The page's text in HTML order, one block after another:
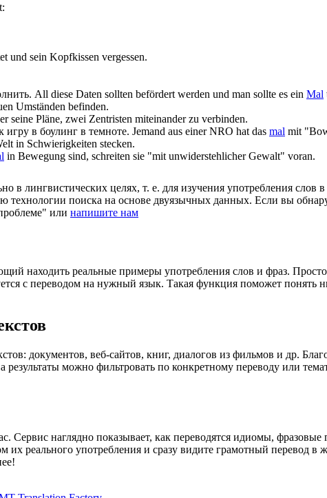
und sein Kopfkissen vergessen.
All diese Daten sollten befördert werden und man sollte es ein Mal
Umständen befinden.
seine Pläne, zwei Zentristen miteinander zu verbinden.
игру в боулинг в темноте. Jemand aus einer NRO hat das mal mit
in Schwierigkeiten stecken.
in Bewegung sind, schreiten sie "mit unwiderstehlicher Gewalt" voran.
в лингвистических целях, т. е. для изучения употребления слов
технологии поиска на основе двуязычных данных. Если вы
или напишите нам
находить реальные примеры употребления слов и фраз.
с переводом на нужный язык. Такая функция поможет понять
документов, веб-сайтов, книг, диалогов из фильмов и др.
результаты можно фильтровать по конкретному переводу или
Сервис наглядно показывает, как переводятся идиомы,
их реального употребления и сразу видите грамотный перевод